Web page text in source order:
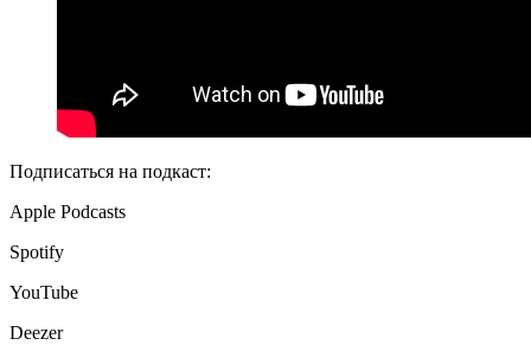
Подписаться на подкаст:
Apple Podcasts
Spotify
YouTube
Deezer